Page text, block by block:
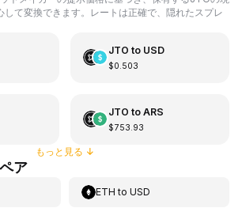
して変換できます。レートは正確で、隠れたスプレ
JTO to USD
$0.503
JTO to ARS
$753.93
もっと見る ↓
ア
ETH toUSD